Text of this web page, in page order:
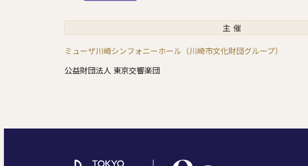
主催
ミューザ川崎シンフォニーホール（川崎市文化財団グループ）
公益財団法人 東京交響楽団